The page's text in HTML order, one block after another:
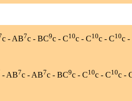
c - AB7c - BC9c - C10c - C10c - C10c -
- AB7c - AB7c - BC9c - C10c - C10c -